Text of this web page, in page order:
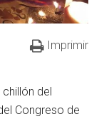
Imprimir
del
Congreso de